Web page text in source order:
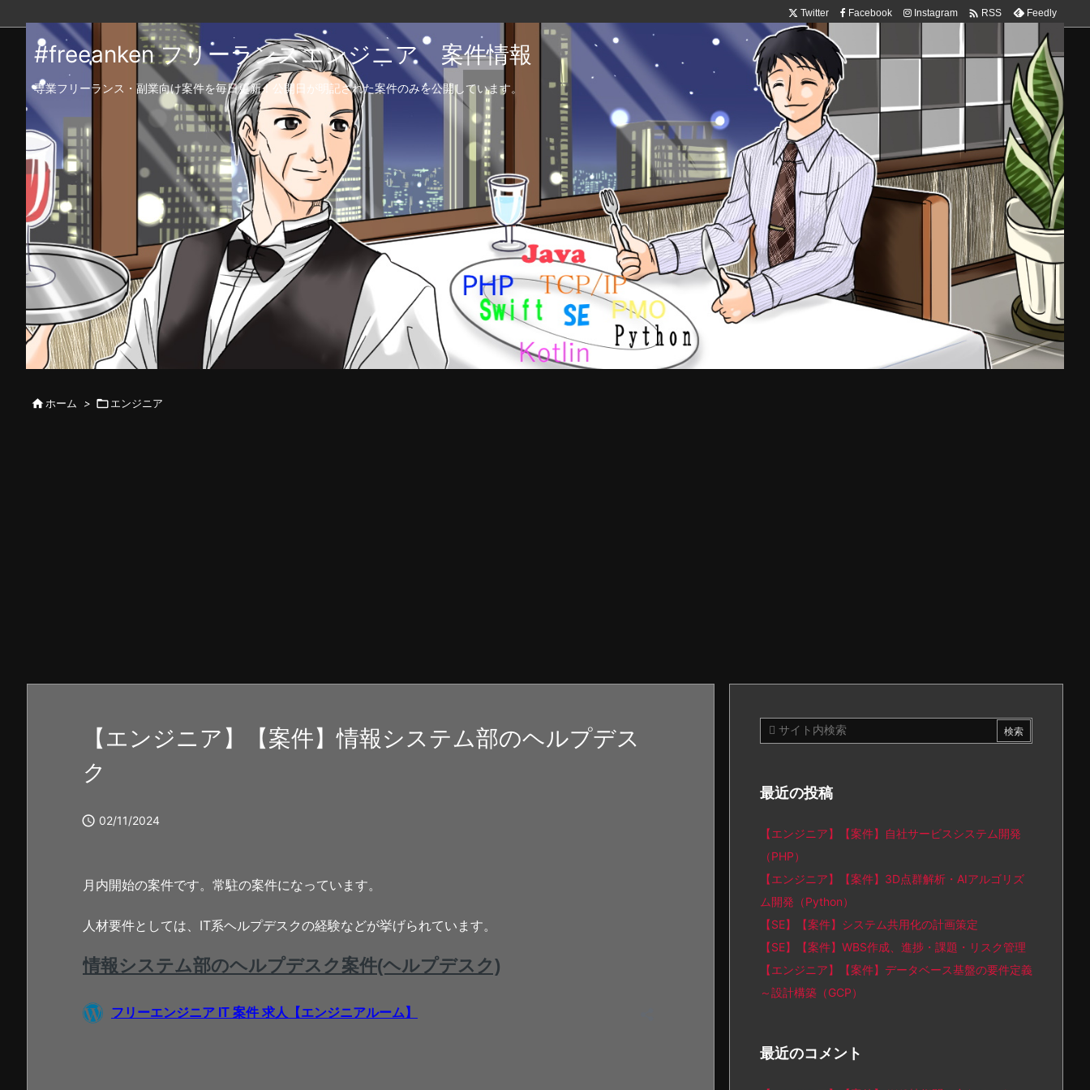
Twitter Facebook Instagram  RSS Feedly
#freeanken フリーランスエンジニア 案件情報
専業フリーランス・副業向け案件を毎日更新！公開日が明記された案件のみを公開しています。
 ホーム > エンジニア
【エンジニア】【案件】情報システム部のヘルプデス
ク
 02/11/2024
月内開始の案件です。常駐の案件になっています。
人材要件としては、IT系ヘルプデスクの経験などが挙げられています。
最近の投稿
【エンジニア】【案件】自社サービスシステム開発
（PHP）
【エンジニア】【案件】3D点群解析・AIアルゴリズ
ム開発（Python）
【SE】【案件】システム共用化の計画策定
【SE】【案件】WBS作成、進捗・課題・リスク管理
【エンジニア】【案件】データベース基盤の要件定義
～設計構築（GCP）
最近のコメント